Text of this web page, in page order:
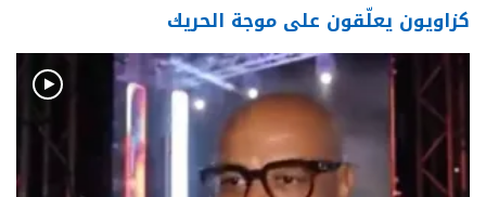
كزاويون يعلّقون على موجة الحريك